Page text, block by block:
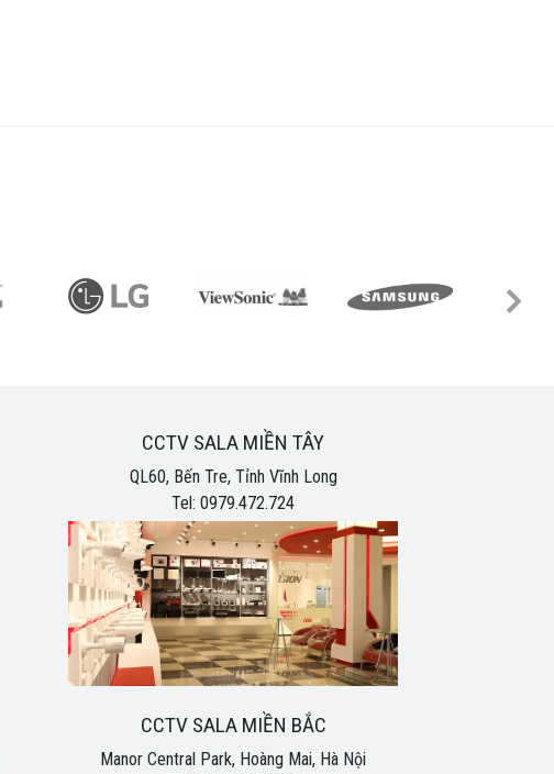
CCTV SALA MIỀN TÂY
QL60, Bến Tre, Tỉnh Vĩnh Long
Tel: 0979.472.724
CCTV SALA MIỀN BẮC
Manor Central Park, Hoàng Mai, Hà Nội